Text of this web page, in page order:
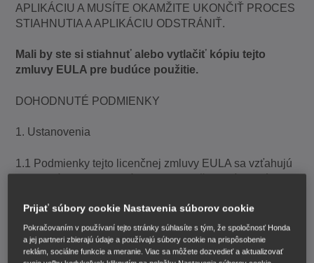
APLIKÁCIU A MUSÍTE OKAMŽITE UKONČIŤ PROCES
STIAHNUTIA A APLIKÁCIU ODSTRÁNIŤ.
Mali by ste si stiahnuť alebo vytlačiť kópiu tejto
zmluvy EULA pre budúce použitie.
DOHODNUTÉ PODMIENKY
1. Ustanovenia
1.1 Podmienky tejto licenčnej zmluvy EULA sa vzťahujú
doplnkov, pokiaľ sa na ne nevzťahujú osobitné
podmienky, v takom prípade platia tieto podmienky.
1.2 Súčasťou Aplikácie je nasledujúci softvér s
Prijať súbory cookie Nastavenia súborov cookie
Pokračovaním v používaní tejto stránky súhlasíte s tým, že spoločnosť Honda
a jej partneri zbierajú údaje a používajú súbory cookie na prispôsobenie
reklám, sociálne funkcie a meranie. Viac sa môžete dozvedieť a aktualizovať